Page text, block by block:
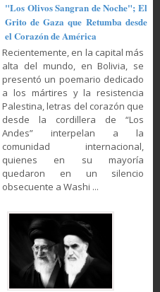
"Los Olivos Sangran de Noche"; El
Grito de Gaza que Retumba desde
el Corazón de América
Recientemente, en la capital más
alta del mundo, en Bolivia, se
presentó un poemario dedicado
a los mártires y la resistencia
Palestina, letras del corazón que
desde la cordillera de “Los
Andes” interpelan a la
comunidad internacional,
quienes en su mayoría
quedaron en un silencio
obsecuente a Washi ...